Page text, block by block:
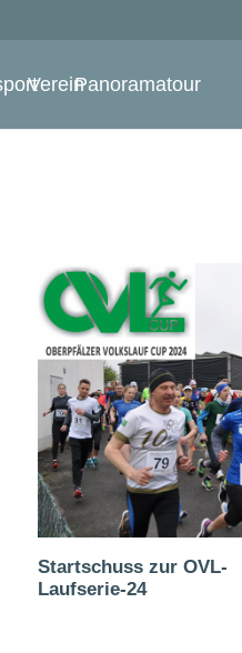
VereinPanoramatour
Startschuss zur OVL-
Laufserie-24